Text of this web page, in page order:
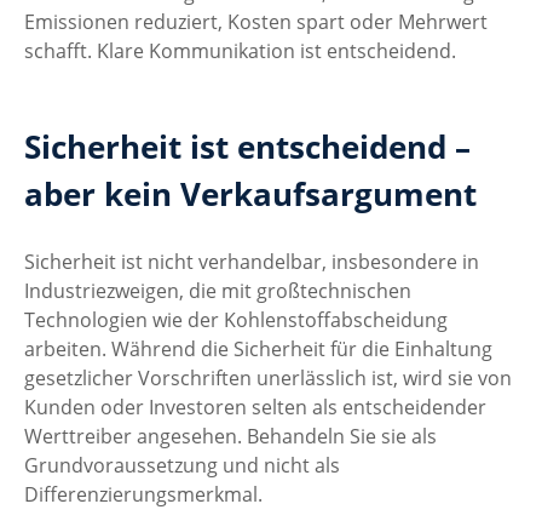
Emissionen reduziert, Kosten spart oder Mehrwert
schafft. Klare Kommunikation ist entscheidend.
Sicherheit ist entscheidend –
aber kein Verkaufsargument
Sicherheit ist nicht verhandelbar, insbesondere in
Industriezweigen, die mit großtechnischen
Technologien wie der Kohlenstoffabscheidung
arbeiten. Während die Sicherheit für die Einhaltung
gesetzlicher Vorschriften unerlässlich ist, wird sie von
Kunden oder Investoren selten als entscheidender
Werttreiber angesehen. Behandeln Sie sie als
Grundvoraussetzung und nicht als
Differenzierungsmerkmal.